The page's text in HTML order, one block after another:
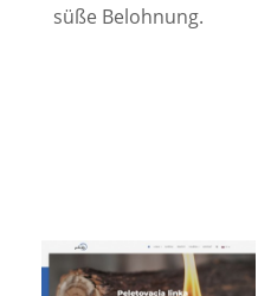
süße Belohnung.